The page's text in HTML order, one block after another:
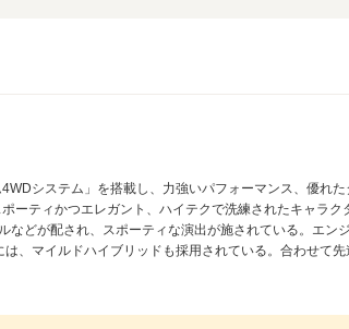
システム」を搭載し、力強いパフォーマンス、優れ
ーティかつエレガント、ハイテクで洗練されたキャラ
どが配され、スポーティな演出が施されている。エン
、マイルドハイブリッドも採用されている。合わせて